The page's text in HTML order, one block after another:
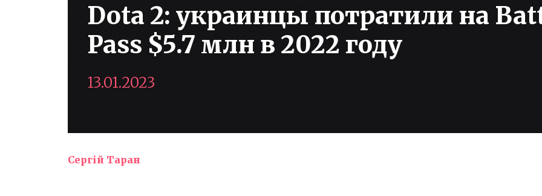
Dota 2: украинцы потратили на
Pass $5.7 млн в 2022 году
13.01.2023
Сергій Таран